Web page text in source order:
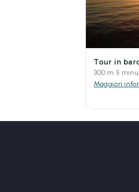
Tour in
300 m 5
Maggiori